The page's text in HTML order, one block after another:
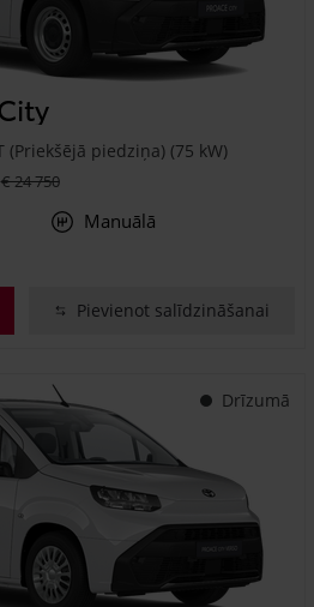
piedziņa) (75 kW)
€ 24 750
Manuālā
Pievienot salīdzināšanai
Drīzumā